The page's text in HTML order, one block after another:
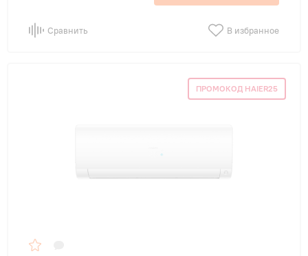
Сравнить В избранное
ПРОМОКОД HAIER25